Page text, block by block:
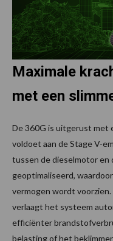
Maximale
met een
De 360G is uitgerust met
voldoet aan de Stage V-
tussen de dieselmotor en
geoptimaliseerd,
vermogen wordt
verlaagt het systeem
efficiënter
belasting of het